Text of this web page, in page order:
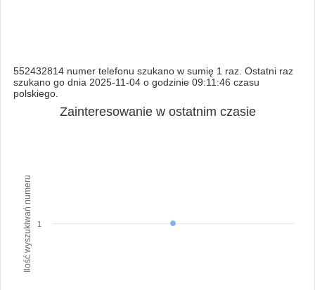
552432814 numer telefonu szukano w sumię 1 raz. Ostatni raz
szukano go dnia 2025-11-04 o godzinie 09:11:46 czasu
polskiego.
Ilość wyszukiwań numeru
Zainteresowanie w ostatnim czasie
1